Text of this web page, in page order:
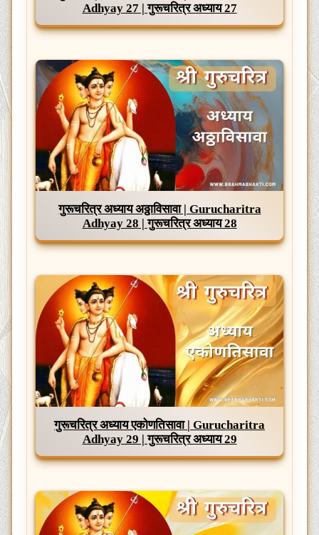
Adhyay 27 | गुरूचरित्र अध्याय 27
गुरूचरित्र अध्याय अठ्ठाविसावा | Gurucharitra
Adhyay 28 | गुरूचरित्र अध्याय 28
गुरूचरित्र अध्याय एकोणतिसावा | Gurucharitra
Adhyay 29 | गुरूचरित्र अध्याय 29